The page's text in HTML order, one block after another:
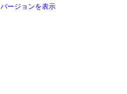
ージョンを表示